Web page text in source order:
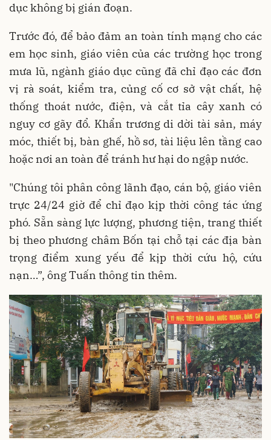
dục không bị gián đoạn.
Trước đó, để bảo đảm an toàn tính mạng cho các
em học sinh, giáo viên của các trường học trong
mưa lũ, ngành giáo dục cũng đã chỉ đạo các đơn
vị rà soát, kiểm tra, củng cố cơ sở vật chất, hệ
thống thoát nước, điện, và cắt tỉa cây xanh có
nguy cơ gãy đổ. Khẩn trương di dời tài sản, máy
móc, thiết bị, bàn ghế, hồ sơ, tài liệu lên tầng cao
hoặc nơi an toàn để tránh hư hại do ngập nước.
"Chúng tôi phân công lãnh đạo, cán bộ, giáo viên
trực 24/24 giờ để chỉ đạo kịp thời công tác ứng
phó. Sẵn sàng lực lượng, phương tiện, trang thiết
bị theo phương châm Bốn tại chỗ tại các địa bàn
trọng điểm xung yếu để kịp thời cứu hộ, cứu
nạn…”, ông Tuấn thông tin thêm.